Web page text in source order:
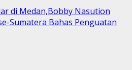
di Medan,Bobby Nasution
Sumatera Bahas Penguatan